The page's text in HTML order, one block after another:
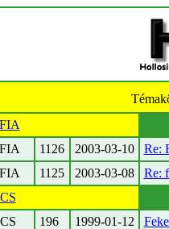
1126 2003-03-10
Re:
1125 2003-03-08
Re:
196 1999-01-12